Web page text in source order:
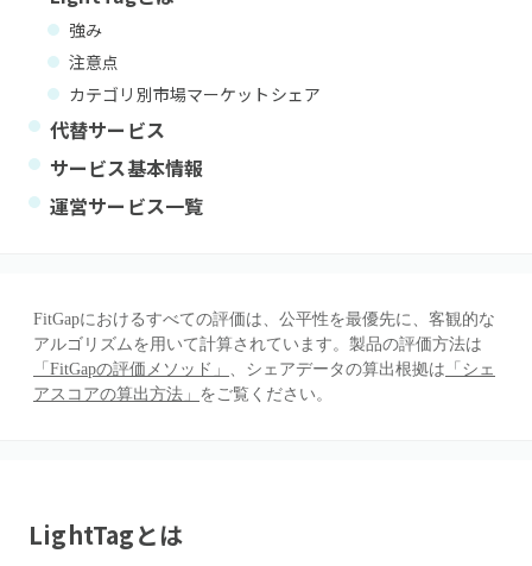
強み
注意点
カテゴリ別市場マーケットシェア
代替サービス
サービス基本情報
運営サービス一覧
FitGapにおけるすべての評価は、公平性を最優先に、客観的な
アルゴリズムを用いて計算されています。製品の評価方法は
「FitGapの評価メソッド」 、シェアデータの算出根拠は 「シェ
アスコアの算出方法」 をご覧ください。
LightTagとは